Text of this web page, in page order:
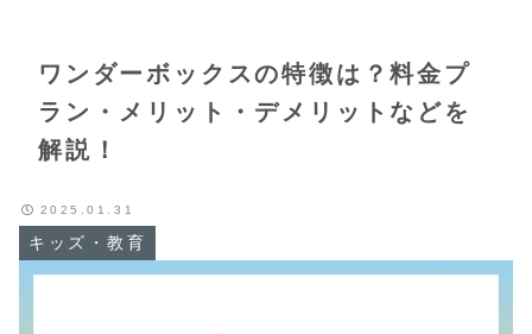
ワンダーボックスの特徴は？料金プ
ラン・メリット・デメリットなどを
解説！
キッズ・教育
2025.01.31